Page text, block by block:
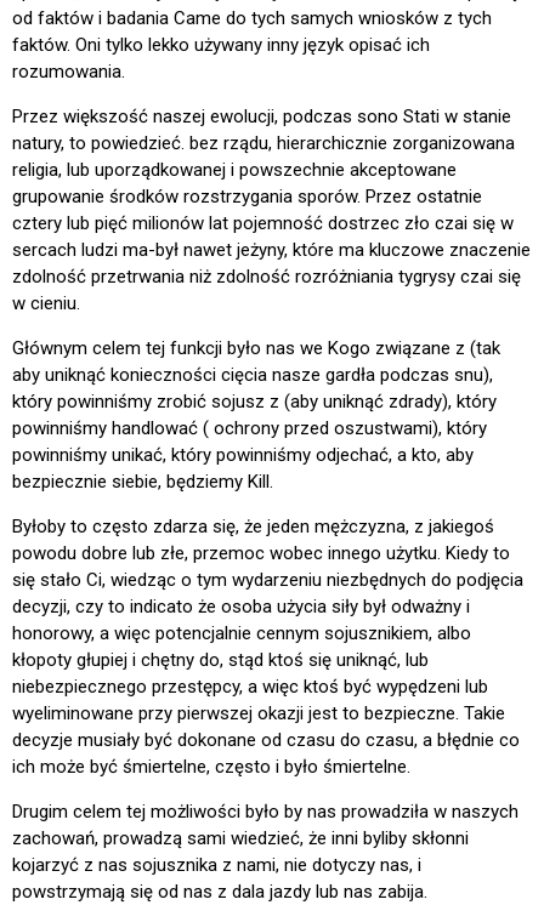
od faktów i badania Came do tych samych wniosków z tych
faktów. Oni tylko lekko używany inny język opisać ich
rozumowania.
Przez większość naszej ewolucji, podczas sono Stati w stanie
natury, to powiedzieć. bez rządu, hierarchicznie zorganizowana
religia, lub uporządkowanej i powszechnie akceptowane
grupowanie środków rozstrzygania sporów. Przez ostatnie
cztery lub pięć milionów lat pojemność dostrzec zło czai się w
sercach ludzi ma-był nawet jeżyny, które ma kluczowe znaczenie
zdolność przetrwania niż zdolność rozróżniania tygrysy czai się
w cieniu.
Głównym celem tej funkcji było nas we Kogo związane z (tak
aby uniknąć konieczności cięcia nasze gardła podczas snu),
który powinniśmy zrobić sojusz z (aby uniknąć zdrady), który
powinniśmy handlować ( ochrony przed oszustwami), który
powinniśmy unikać, który powinniśmy odjechać, a kto, aby
bezpiecznie siebie, będziemy Kill.
Byłoby to często zdarza się, że jeden mężczyzna, z jakiegoś
powodu dobre lub złe, przemoc wobec innego użytku. Kiedy to
się stało Ci, wiedząc o tym wydarzeniu niezbędnych do podjęcia
decyzji, czy to indicato że osoba użycia siły był odważny i
honorowy, a więc potencjalnie cennym sojusznikiem, albo
kłopoty głupiej i chętny do, stąd ktoś się uniknąć, lub
niebezpiecznego przestępcy, a więc ktoś być wypędzeni lub
wyeliminowane przy pierwszej okazji jest to bezpieczne. Takie
decyzje musiały być dokonane od czasu do czasu, a błędnie co
ich może być śmiertelne, często i było śmiertelne.
Drugim celem tej możliwości było by nas prowadziła w naszych
zachowań, prowadzą sami wiedzieć, że inni byliby skłonni
kojarzyć z nas sojusznika z nami, nie dotyczy nas, i
powstrzymają się od nas z dala jazdy lub nas zabija.